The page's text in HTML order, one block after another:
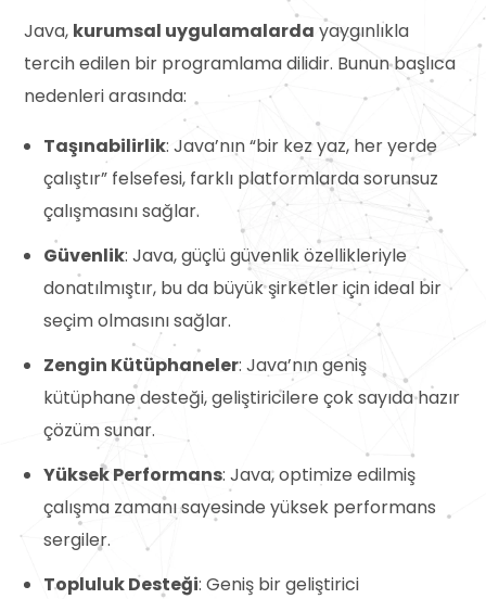
Java, kurumsal uygulamalarda yaygınlıkla
tercih edilen bir programlama dilidir. Bunun başlıca
nedenleri arasında:
Taşınabilirlik: Java’nın “bir kez yaz, her yerde
çalıştır” felsefesi, farklı platformlarda sorunsuz
çalışmasını sağlar.
Güvenlik: Java, güçlü güvenlik özellikleriyle
donatılmıştır, bu da büyük şirketler için ideal bir
seçim olmasını sağlar.
Zengin Kütüphaneler: Java’nın geniş
kütüphane desteği, geliştiricilere çok sayıda hazır
çözüm sunar.
Yüksek Performans: Java, optimize edilmiş
çalışma zamanı sayesinde yüksek performans
sergiler.
Topluluk Desteği: Geniş bir geliştirici